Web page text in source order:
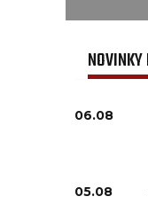
06.08
05.08